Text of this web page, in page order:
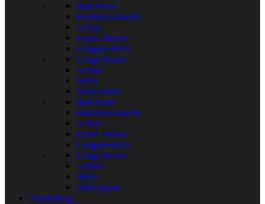
Bademode
Funktionswäsche
Jacken
Kurze Hosen
Langarmshirts
Lange Hosen
Schuhe
Shirts
Wintersport
Bademode
Funktionswäsche
Jacken
Kurze Hosen
Langarmshirts
Lange Hosen
Schuhe
Shirts
Wintersport
Ausrüstung